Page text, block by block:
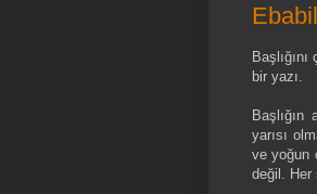
bir yazı.
Başlığın
yarısı
ve yoğun
değil. Her